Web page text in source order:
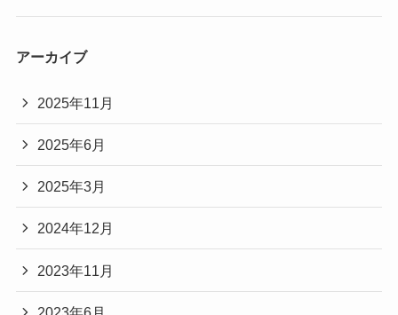
アーカイブ
2025年11月
2025年6月
2025年3月
2024年12月
2023年11月